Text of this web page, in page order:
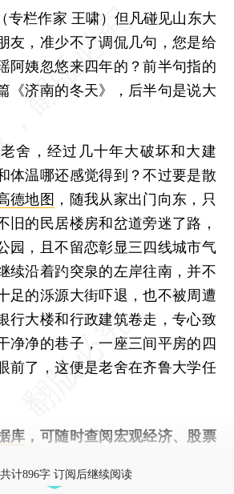
专栏作家 王啸）但凡碰见山东大
友，准少不了调侃几句，您是给
阿姨忽悠来四年的？前半句指的
《济南的冬天》，后半句是说大
，经过几十年大破坏和大建
体温哪还感觉得到？不过要是散
德地图 ，随我从家出门向东，只
旧的民居楼房和岔道旁迷了路，
园，且不留恋彰显三四线城市气
续沿着趵突泉的左岸往南，并不
足的泺源大街吓退，也不被周遭
行大楼和行政建筑卷走，专心致
净净的巷子，一座三间平房的四
前了，这便是老舍在齐鲁大学任
库 ，可随时查阅宏观经济、股票
计896字 订阅后继续阅读